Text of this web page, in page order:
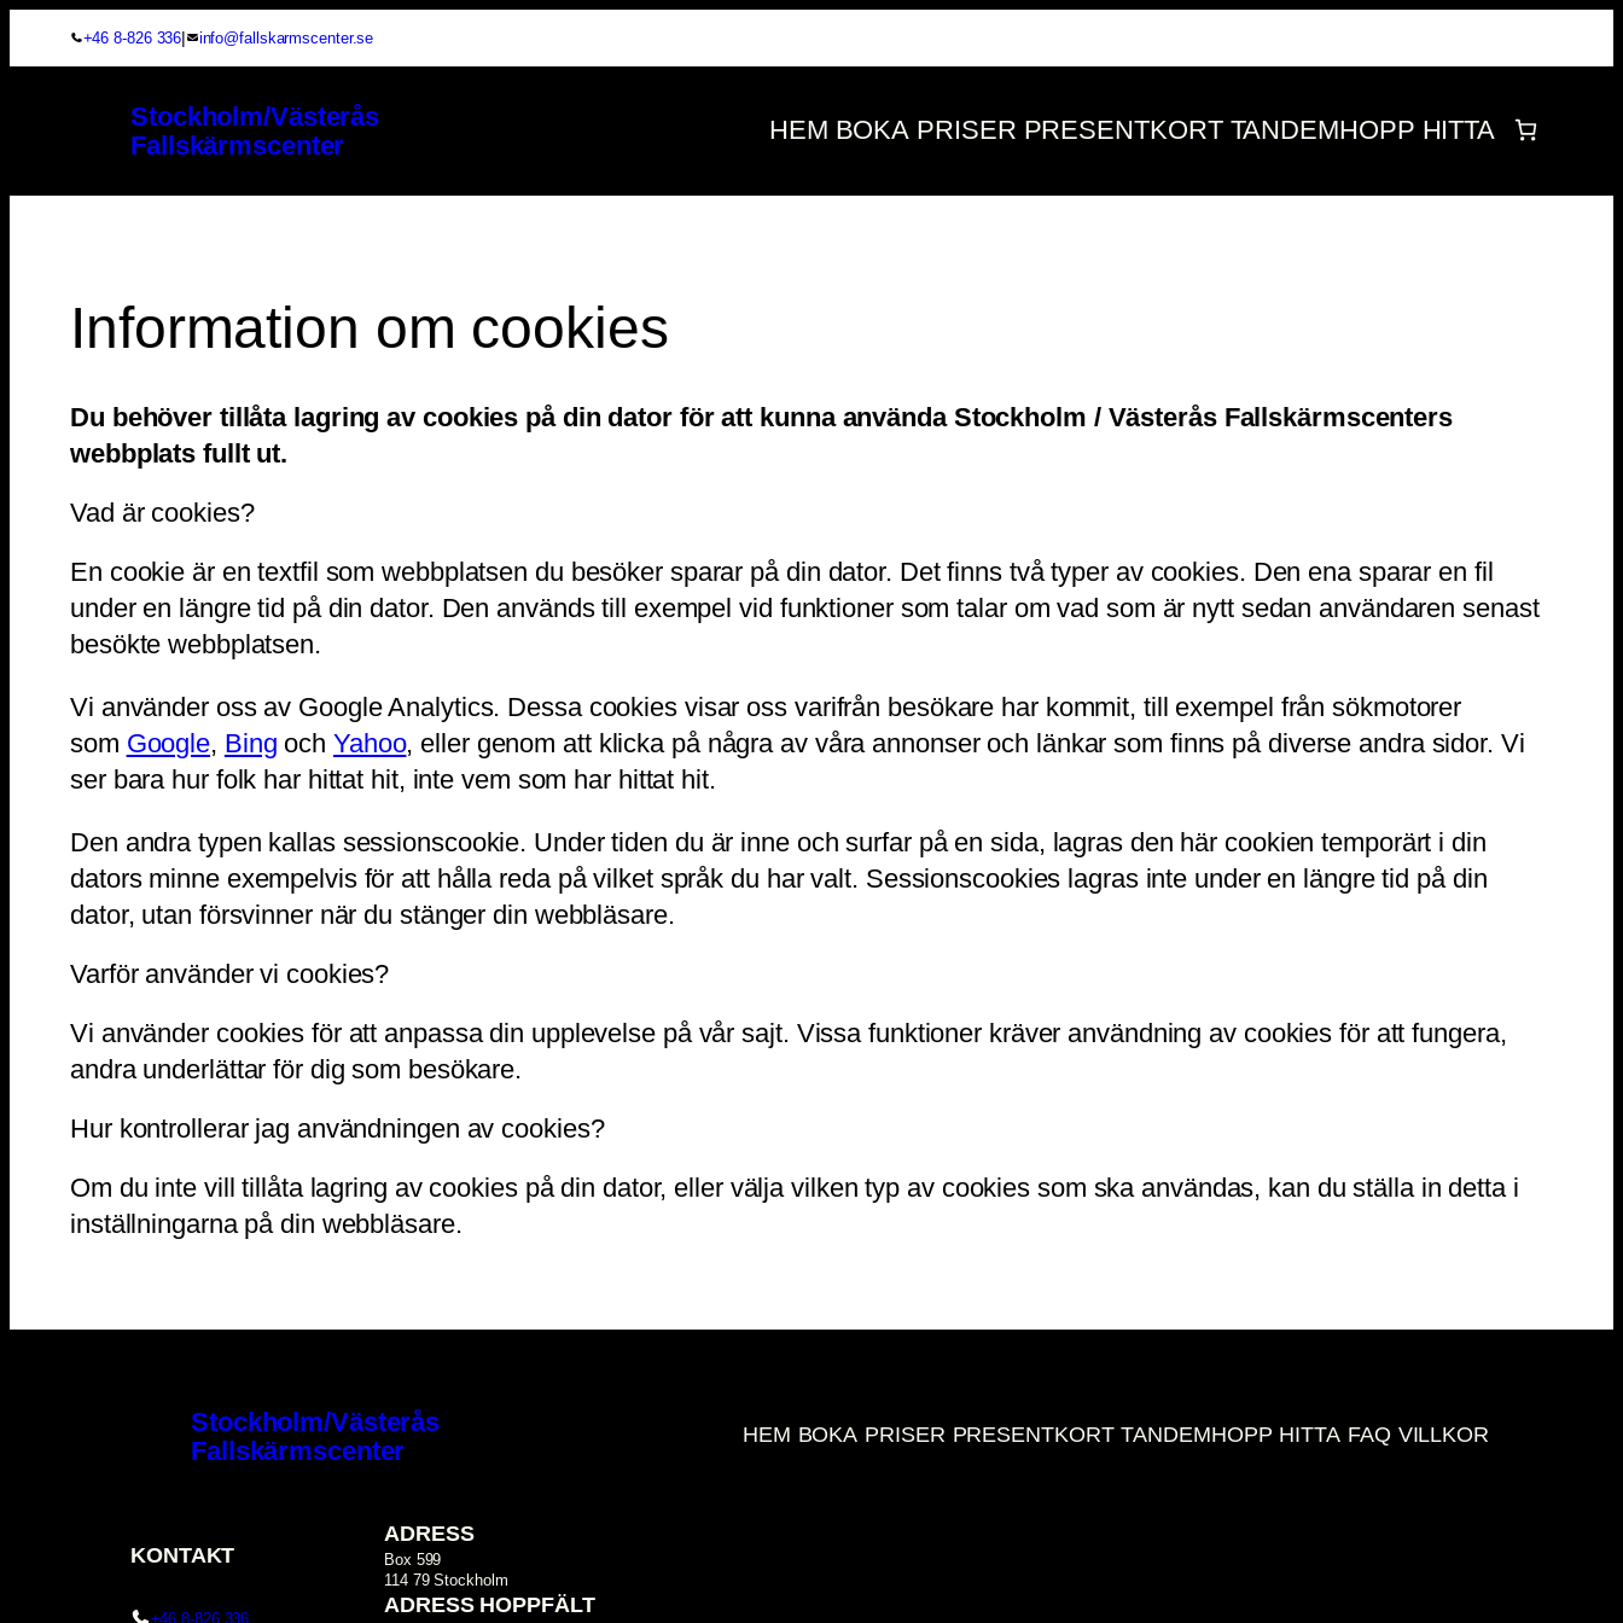
+46 8-826 336| info@fallskarmscenter.se
Stockholm/Västerås
Fallskärmscenter
HEM BOKA PRISER PRESENTKORT TANDEMHOPP HITTA
Information om cookies
Du behöver tillåta lagring av cookies på din dator för att kunna använda Stockholm / Västerås Fallskärmscenters
webbplats fullt ut.
Vad är cookies?
En cookie är en textfil som webbplatsen du besöker sparar på din dator. Det finns två typer av cookies. Den ena sparar en fil
under en längre tid på din dator. Den används till exempel vid funktioner som talar om vad som är nytt sedan användaren senast
besökte webbplatsen.
Vi använder oss av Google Analytics. Dessa cookies visar oss varifrån besökare har kommit, till exempel från sökmotorer
som Google, Bing och Yahoo, eller genom att klicka på några av våra annonser och länkar som finns på diverse andra sidor. Vi
ser bara hur folk har hittat hit, inte vem som har hittat hit.
Den andra typen kallas sessionscookie. Under tiden du är inne och surfar på en sida, lagras den här cookien temporärt i din
dators minne exempelvis för att hålla reda på vilket språk du har valt. Sessionscookies lagras inte under en längre tid på din
dator, utan försvinner när du stänger din webbläsare.
Varför använder vi cookies?
Vi använder cookies för att anpassa din upplevelse på vår sajt. Vissa funktioner kräver användning av cookies för att fungera,
andra underlättar för dig som besökare.
Hur kontrollerar jag användningen av cookies?
Om du inte vill tillåta lagring av cookies på din dator, eller välja vilken typ av cookies som ska användas, kan du ställa in detta i
inställningarna på din webbläsare.
Stockholm/Västerås
Fallskärmscenter
HEM BOKA PRISER PRESENTKORT TANDEMHOPP HITTA FAQ VILLKOR
KONTAKT
+46 8-826 336
ADRESS
Box 599
114 79 Stockholm
ADRESS HOPPFÄLT